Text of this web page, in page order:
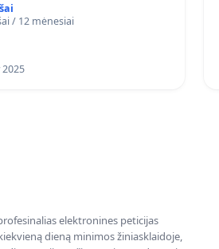
/ 12 mėnesiai
elektronines peticijas
dieną minimos žiniasklaidoje,